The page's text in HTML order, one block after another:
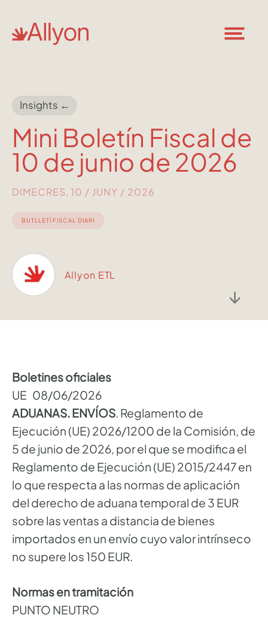
↓
Insights ←
Mini Boletín Fiscal de
10 de junio de 2026
DIMECRES, 10 / JUNY / 2026
BUTLLETÍ FISCAL DIARI
Allyon ETL
Boletines oficiales
UE 08/06/2026
ADUANAS. ENVÍOS. Reglamento de
Ejecución (UE) 2026/1200 de la Comisión, de
5 de junio de 2026, por el que se modifica el
Reglamento de Ejecución (UE) 2015/2447 en
lo que respecta a las normas de aplicación
del derecho de aduana temporal de 3 EUR
sobre las ventas a distancia de bienes
importados en un envío cuyo valor intrínseco
no supere los 150 EUR.
Normas en tramitación
PUNTO NEUTRO